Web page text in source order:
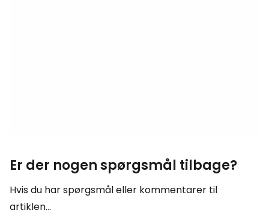
Er der nogen spørgsmål tilbage?
Hvis du har spørgsmål eller kommentarer til
artiklen...